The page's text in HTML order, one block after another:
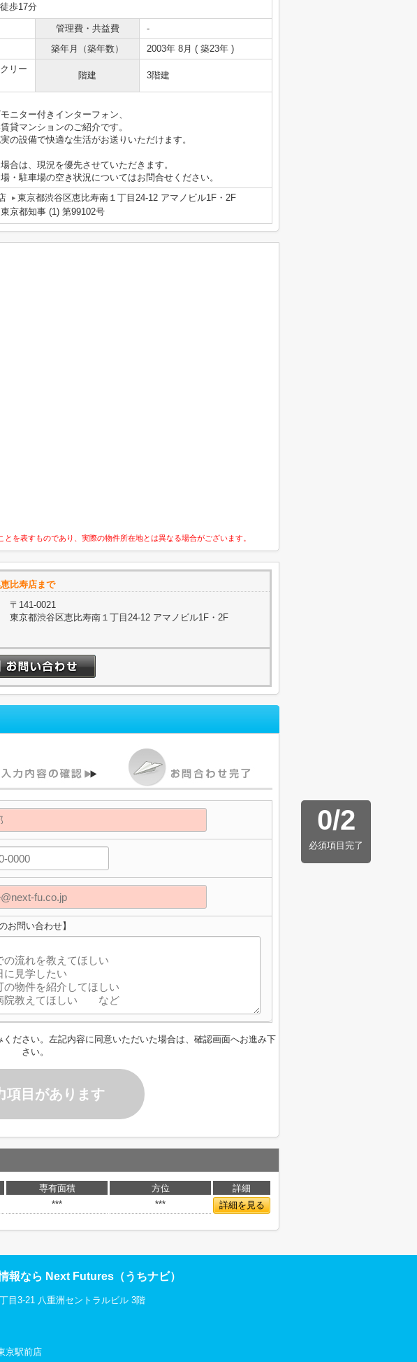
歩17分
管理費・共益費
-
築年月（築年数） 2003年 8月 ( 築23年 )
リー
階建 3階建
ニター付きインターフォン、
貸マンションのご紹介です。
の設備で快適な生活がお送りいただけます。
合は、現況を優先させていただきます。
・駐車場の空き状況についてはお問合せください。
東京都渋谷区恵比寿南１丁目24-12 アマノビル1F・2F
東京都知事 (1) 第99102号
を表すものであり、実際の物件所在地とは異なる場合がございます。
比寿店まで
〒141-0021
東京都渋谷区恵比寿南１丁目24-12 アマノビル1F・2F
0/2
必須項目完了
お問い合わせ】
ください。左記内容に同意いただいた場合は、確認画面へお進み下
さい。
項目があります
専有面積 方位
詳細
*** *** 詳細を見る
報なら Next Futures（うちナビ）
目3-21 八重洲セントラルビル 3階
京駅前店